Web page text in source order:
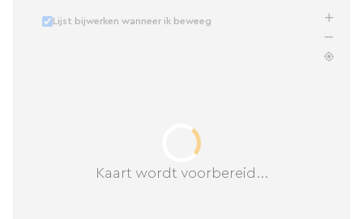
Kaart wordt voorbereid...
Lijst bijwerken wanneer ik beweeg